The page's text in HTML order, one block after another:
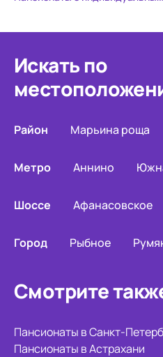
Искать по
Район Марьина роща
Метро Аннино
Шоссе Афанасовское
Город Рыбное
Смотрите
Пансионаты в Санкт-
Пансионаты в Астрахани